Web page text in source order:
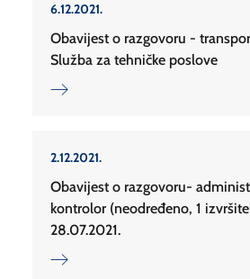
6.12.2021.
Obavijest o razgovoru -
Služba za tehničke poslove
2.12.2021.
Obavijest o razgovoru-
kontrolor (neodređeno, 1
28.07.2021.